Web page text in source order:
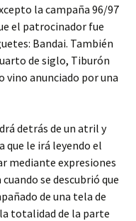
la campaña 96/97
el patrocinador fue
Bandai. También
de siglo, Tiburón
vino anunciado por una
detrás de un atril y
que le irá leyendo el
mediante expresiones
se descubrió que
de una tela de
totalidad de la parte